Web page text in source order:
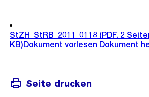
StZH_StRB_2011_0118 (PDF, 2
KB)Dokument vorlesen Dokument
Seite drucken